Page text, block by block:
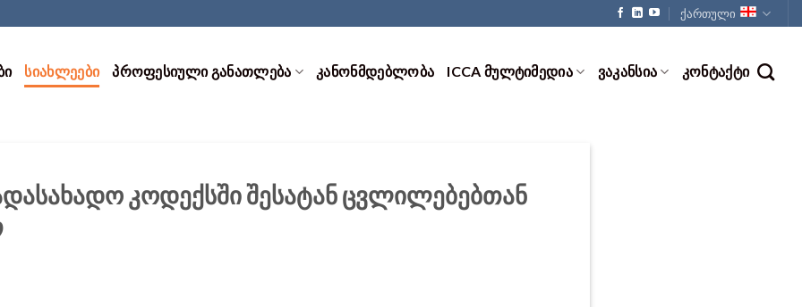
ქართული
ᲡᲘᲐᲮᲚᲔᲔᲑᲘ ᲞᲠᲝᲤᲔᲡᲘᲣᲚᲘ ᲒᲐᲜᲐᲗᲚᲔᲑᲐ ᲙᲐᲜᲝᲜᲛᲓᲔᲑᲚᲝᲑᲐ ICCA ᲛᲣᲚᲢᲘᲛᲔᲓᲘᲐ ᲕᲐᲙᲐᲜᲡᲘᲐ ᲙᲝᲜᲢᲐᲥᲢᲘ
კოდექსში შესატან ცვლილებებთან